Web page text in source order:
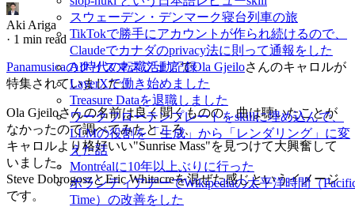
スウェーデン・デンマーク寝台列車の旅
TikTokで勝手にアカウントが作られ続けるので、
Claudeでカナダのprivacy法に則って通報をした
AI時代の転職活動記録
LayerXで働き始めました
Treasure Dataを退職しました
ワークフローテンプレートをskillに埋め込んで、
LLMの役割を「生成」から「レンダリング」に変
えた話
Montréalに10年以上ぶりに行った
ボランティアデーでWikipediaの太平洋時間（
Time）の改善をした
Aki Ariga
· 1 min read
PanamusicaのクリスマスフェアでOla Gjeiloさんのキャロルが
特集されていました。
Ola Gjeiloさんの名前は良く聞くものの、曲は聴いたことが
なかったので調べてみたところ、
キャロルより格好いい"Sunrise Mass"を見つけて大興奮して
いました。
Steve DobrogoszとEric Whitacreを混ぜた感じというイメージ
です。